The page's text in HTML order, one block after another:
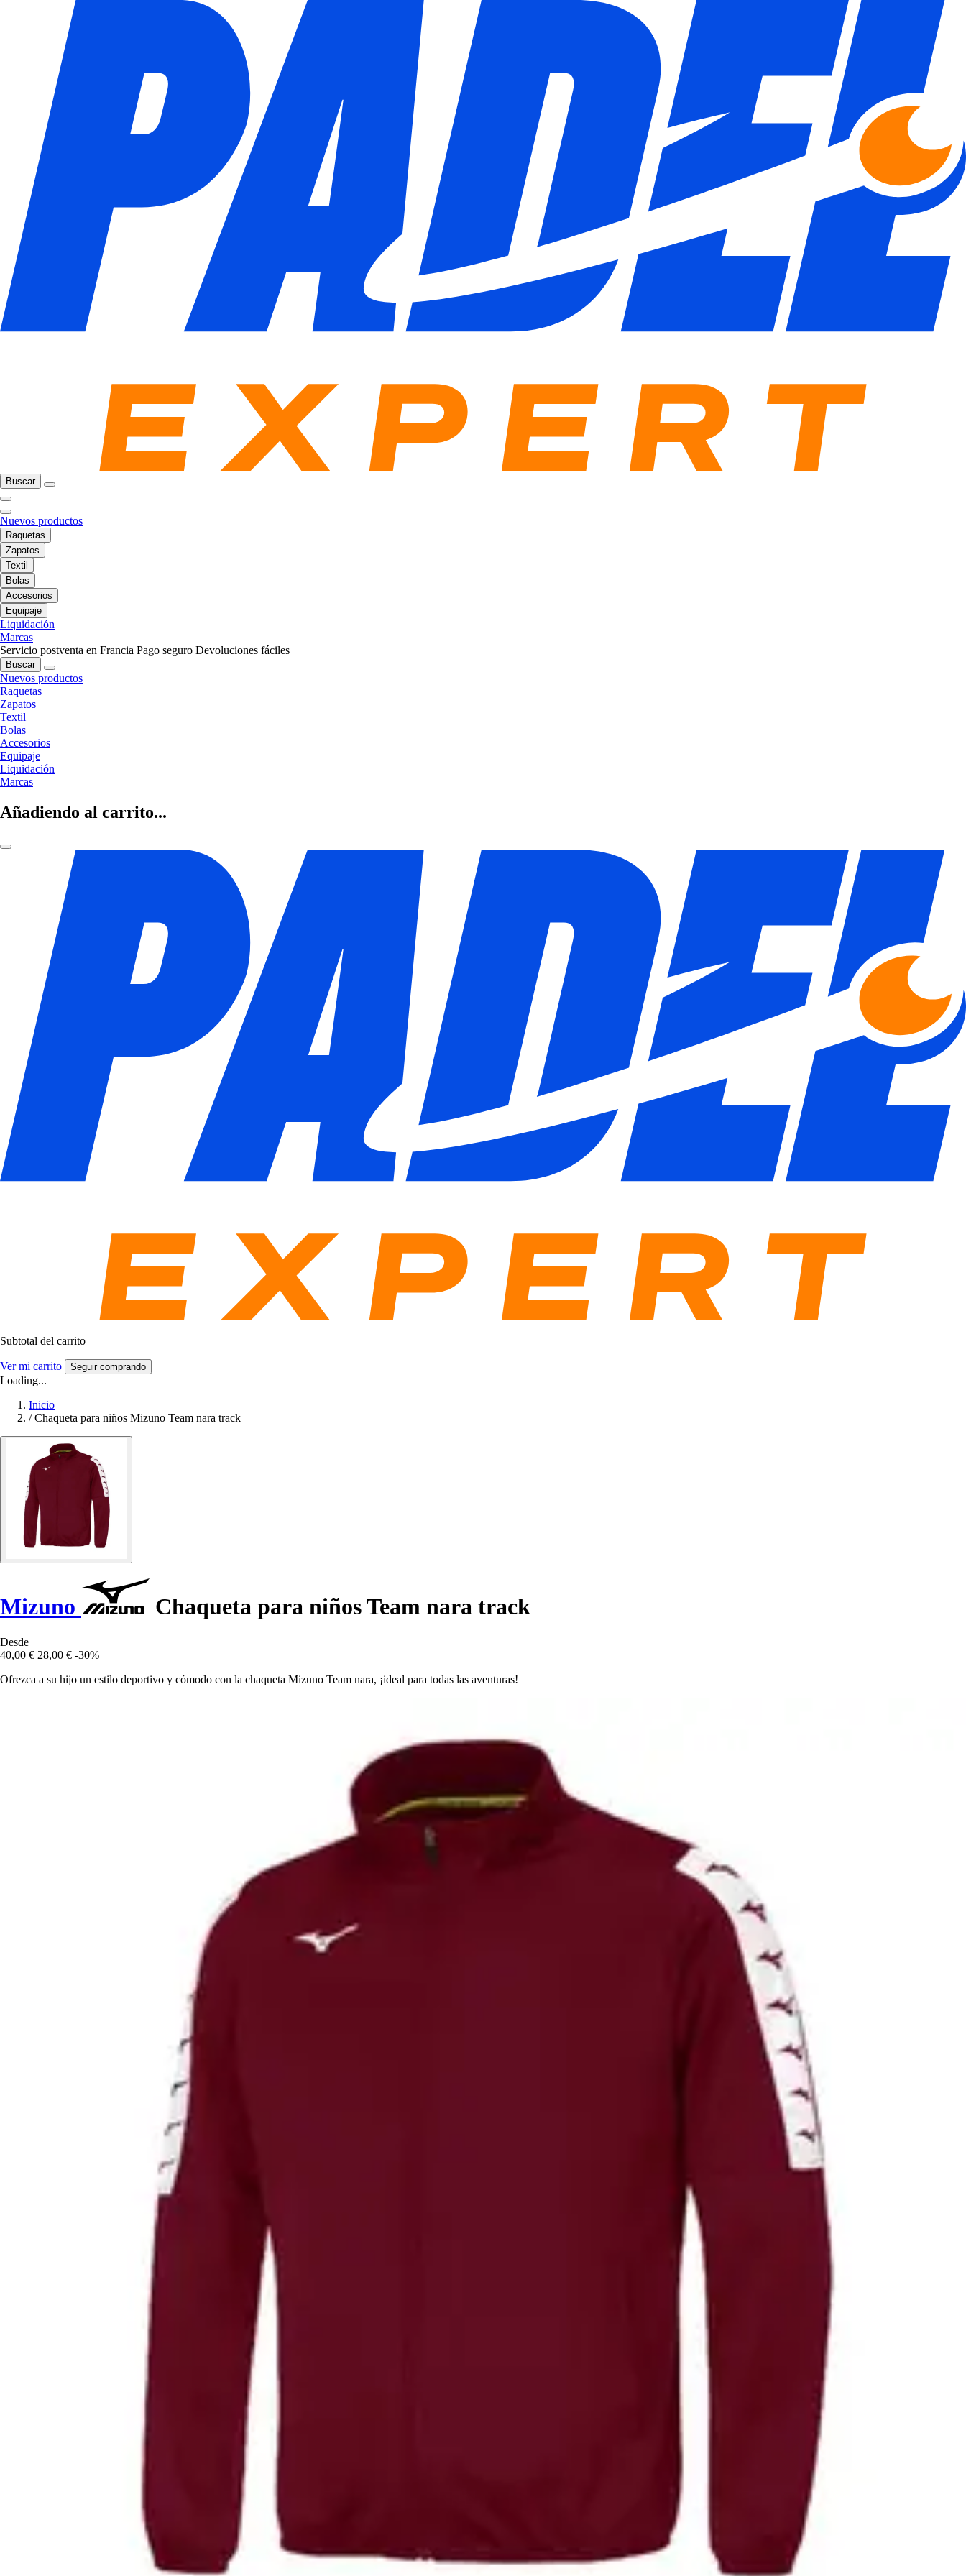
Buscar
Nuevos productos
Raquetas
Zapatos
Textil
Bolas
Accesorios
Equipaje
Liquidación
Marcas
Servicio postventa en Francia Pago seguro Devoluciones fáciles
Buscar
Nuevos productos
Raquetas
Zapatos
Textil
Bolas
Accesorios
Equipaje
Liquidación
Marcas
Añadiendo al carrito...
Subtotal del carrito
Ver mi carrito Seguir comprando
Loading...
Inicio
/ Chaqueta para niños Mizuno Team nara track
Mizuno Chaqueta para niños Team nara track
Desde
40,00 € 28,00 € -30%
Ofrezca a su hijo un estilo deportivo y cómodo con la chaqueta Mizuno Team nara, ¡ideal para todas las aventuras!